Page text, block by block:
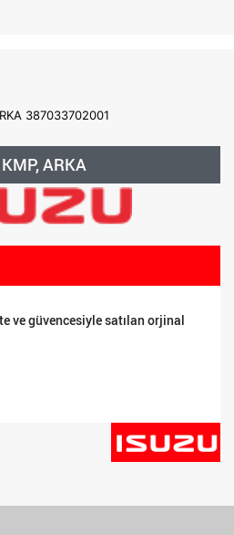
387033702001
ARKA
ve güvencesiyle satılan orjinal